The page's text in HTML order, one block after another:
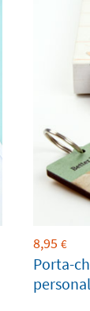
8,95 €
Porta-